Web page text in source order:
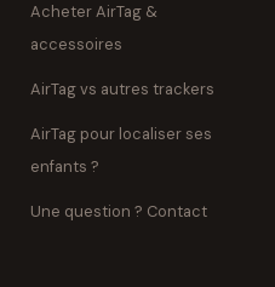
Acheter AirTag &
accessoires
AirTag vs autres trackers
AirTag pour localiser ses
enfants ?
Une question ? Contact